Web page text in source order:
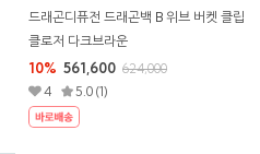
드래곤디퓨전 드래곤백 B 위브 버켓 클립
클로저 다크브라운
10% 561,600 624,000
4
5.0 (1)